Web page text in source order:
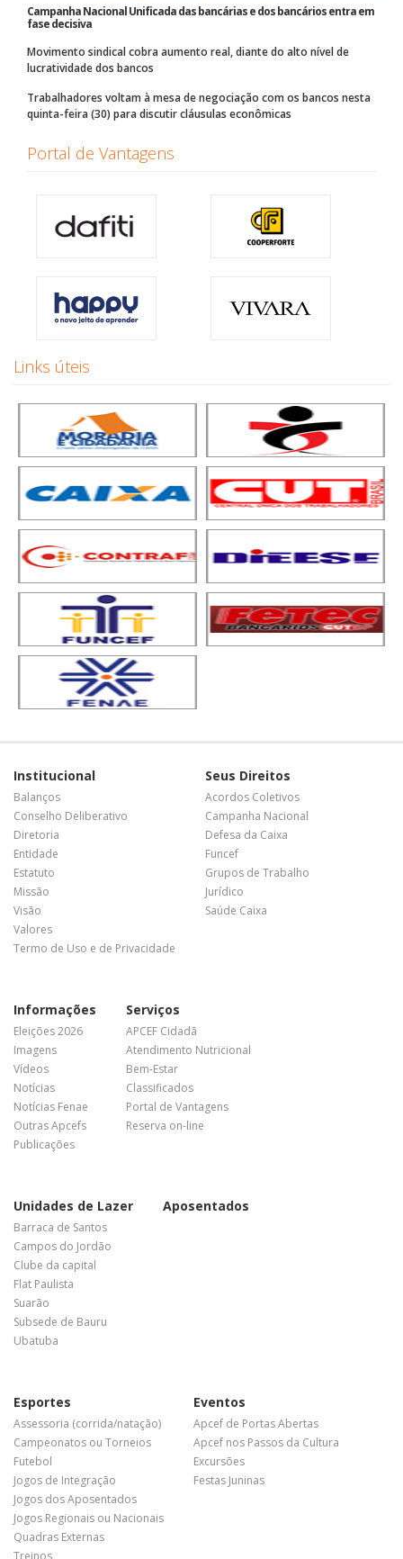
Campanha Nacional Unificada das bancárias e dos bancários entra em
fase decisiva
Movimento sindical cobra aumento real, diante do alto nível de
lucratividade dos bancos
Trabalhadores voltam à mesa de negociação com os bancos nesta
quinta-feira (30) para discutir cláusulas econômicas
Portal de Vantagens
Links úteis
Institucional
Balanços
Conselho Deliberativo
Diretoria
Entidade
Estatuto
Missão
Visão
Valores
Termo de Uso e de Privacidade
Seus Direitos
Acordos Coletivos
Campanha Nacional
Defesa da Caixa
Funcef
Grupos de Trabalho
Jurídico
Saúde Caixa
Informações
Eleições 2026
Imagens
Vídeos
Notícias
Notícias Fenae
Outras Apcefs
Publicações
Serviços
APCEF Cidadã
Atendimento Nutricional
Bem-Estar
Classificados
Portal de Vantagens
Reserva on-line
Unidades de Lazer
Barraca de Santos
Campos do Jordão
Clube da capital
Flat Paulista
Suarão
Subsede de Bauru
Ubatuba
Aposentados
Esportes
Assessoria (corrida/natação)
Campeonatos ou Torneios
Futebol
Jogos de Integração
Jogos dos Aposentados
Jogos Regionais ou Nacionais
Quadras Externas
Eventos
Apcef de Portas Abertas
Apcef nos Passos da Cultura
Excursões
Festas Juninas